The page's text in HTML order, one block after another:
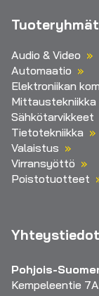
Tuoteryhmät
Audio & Video
Automaatio
Elektroniikan
Mittaustekniikka
Sähkötarvikkeet
Tietotekniikka
Valaistus
Virransyöttö
Poistotuotteet
Yhteystiedot
Pohjois-
Kempeleentie 7A